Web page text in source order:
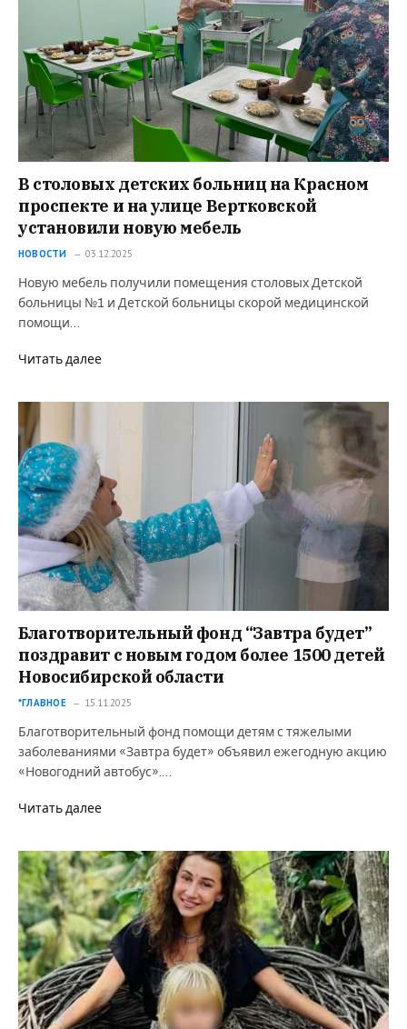
В столовых детских больниц на Красном
проспекте и на улице Вертковской
установили новую мебель
НОВОСТИ 03.12.2025
Новую мебель получили помещения столовых Детской
больницы №1 и Детской больницы скорой медицинской
помощи…
Читать далее
Благотворительный фонд “Завтра будет”
поздравит с новым годом более 1500 детей
Новосибирской области
*ГЛАВНОЕ 15.11.2025
Благотворительный фонд помощи детям с тяжелыми
заболеваниями «Завтра будет» объявил ежегодную акцию
«Новогодний автобус».…
Читать далее